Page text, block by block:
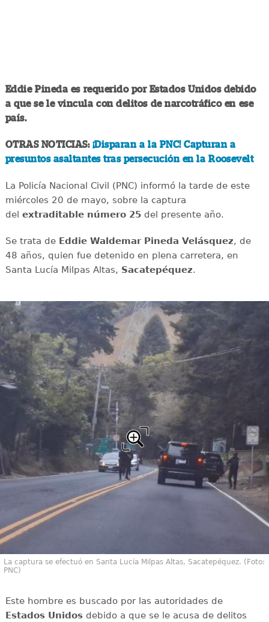
Eddie Pineda es requerido por Estados Unidos debido
a que se le vincula con delitos de narcotráfico en ese
país.
OTRAS NOTICIAS: ¡Disparan a la PNC! Capturan a
presuntos asaltantes tras persecución en la Roosevelt
La Policía Nacional Civil (PNC) informó la tarde de este
miércoles 20 de mayo, sobre la captura
del extraditable número 25del presente año.
Se trata de Eddie Waldemar Pineda Velásquez, de
48 años, quien fue detenido en plena carretera, en
Santa Lucía Milpas Altas, Sacatepéquez.
La captura se efectuó en Santa Lucía Milpas Altas, Sacatepéquez. (Foto:
PNC)
Este hombre es buscado por las autoridades de
Estados Unidosdebido a que se le acusa de delitos